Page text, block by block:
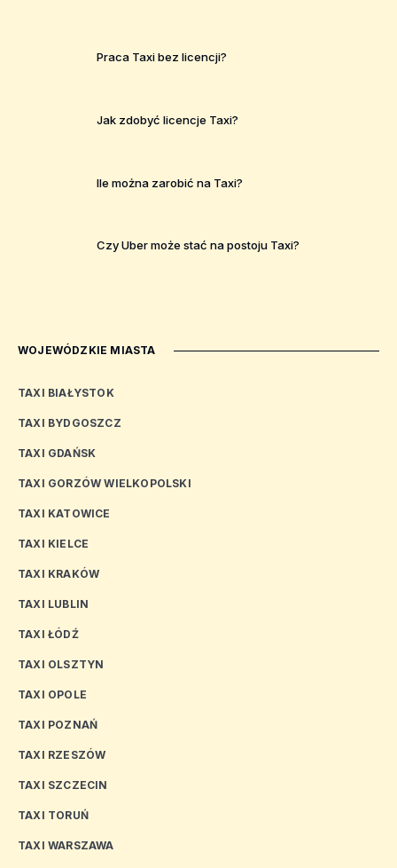
Praca Taxi bez licencji?
Jak zdobyć licencje Taxi?
Ile można zarobić na Taxi?
Czy Uber może stać na postoju Taxi?
WOJEWÓDZKIE MIASTA
TAXI BIAŁYSTOK
TAXI BYDGOSZCZ
TAXI GDAŃSK
TAXI GORZÓW WIELKOPOLSKI
TAXI KATOWICE
TAXI KIELCE
TAXI KRAKÓW
TAXI LUBLIN
TAXI ŁÓDŹ
TAXI OLSZTYN
TAXI OPOLE
TAXI POZNAŃ
TAXI RZESZÓW
TAXI SZCZECIN
TAXI TORUŃ
TAXI WARSZAWA